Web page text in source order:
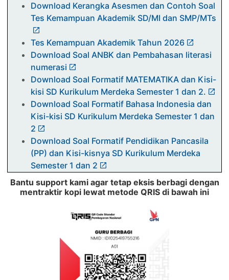
Download Kerangka Asesmen dan Contoh Soal
Tes Kemampuan Akademik SD/MI dan SMP/MTs
Tes Kemampuan Akademik Tahun 2026
Download Soal ANBK dan Pembahasan literasi
numerasi
Download Soal Formatif MATEMATIKA dan Kisi-
kisi SD Kurikulum Merdeka Semester 1 dan 2.
Download Soal Formatif Bahasa Indonesia dan
Kisi-kisi SD Kurikulum Merdeka Semester 1 dan
2
Download Soal Formatif Pendidikan Pancasila
(PP) dan Kisi-kisnya SD Kurikulum Merdeka
Semester 1 dan 2
Download Contoh Soal OSN SMP MATEMATIKA
2025 dan Pembahasannya
dan Pembahasannya
MATEMATIKA 2025 dan Pembahasannya
Download Contoh Soal OSN SD Mapel IPS 2025
Dan Pembahasannya
Soal PTS Kelas 3 Kurikulum 2013 beserta kisi-
Bantu support kami agar tetap eksis berbagi dengan
mentraktir kopi lewat metode QRIS di bawah ini